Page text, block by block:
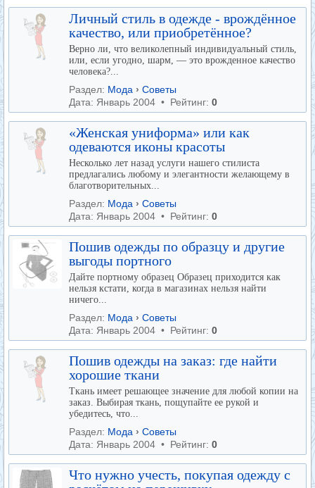
Личный стиль в одежде - врождённое
качество, или приобретённое?
Верно ли, что великолепный индивидуальный стиль,
или, если угодно, шарм, — это врожденное качество
человека?...
Раздел: Мода › Советы
Дата: Январь 2004 • Рейтинг: 0
«Женская униформа» или как
одеваются иконы красоты
Несколько лет назад услуги нашего стилиста
предлагались любому и элегантности желающему в
благотворительных...
Раздел: Мода › Советы
Дата: Январь 2004 • Рейтинг: 0
Пошив одежды по образцу и другие
выгоды портного
Дайте портному образец Образец приходится как
нельзя кстати, когда в магазинах нельзя найти
ничего...
Раздел: Мода › Советы
Дата: Январь 2004 • Рейтинг: 0
Пошив одежды на заказ: где найти
хорошие ткани
Ткань имеет решающее значение для любой копии на
заказ. Выбирая ткань, пощупайте ее рукой и
убедитесь, что...
Раздел: Мода › Советы
Дата: Январь 2004 • Рейтинг: 0
Что нужно учесть, покупая одежду с